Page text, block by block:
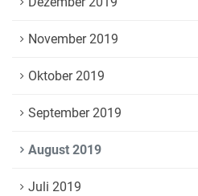
November 2019
Oktober 2019
September 2019
August 2019
Juli 2019